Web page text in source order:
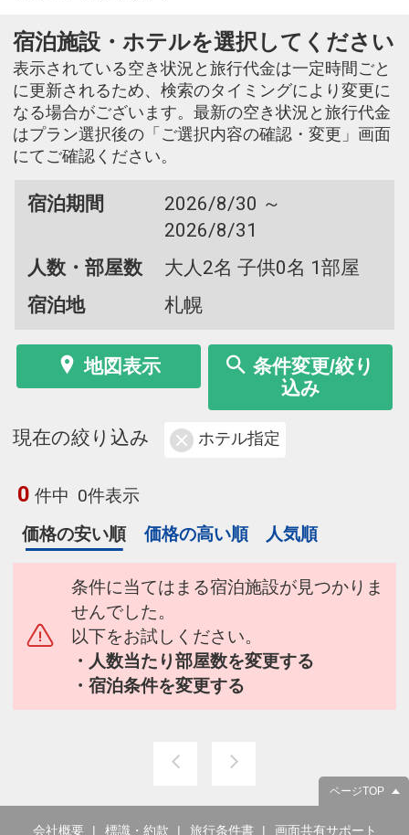
宿泊施設・ホテルを選択してください
表示されている空き状況と旅行代金は一定時間ごと
に更新されるため、検索のタイミングにより変更に
なる場合がございます。最新の空き状況と旅行代金
はプラン選択後の「ご選択内容の確認・変更」画面
にてご確認ください。
宿泊期間
2026/8/30 ～
2026/8/31
人数・部屋数
大人2名 子供0名 1部屋
宿泊地
札幌
地図表示
条件変更/絞り
込み
現在の絞り込み ホテル指定
0 件中 0件表示
価格の安い順
価格の高い順 人気順
条件に当てはまる宿泊施設が見つかりま
せんでした。
以下をお試しください。
・人数当たり部屋数を変更する
・宿泊条件を変更する
ページTOP
会社概要 標識・約款 旅行条件書 画面共有サポート